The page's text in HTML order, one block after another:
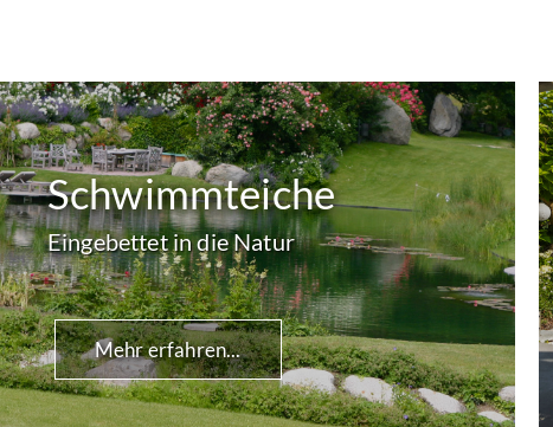
Schwimmteiche
Eingebettet in die Natur
Mehr erfahren...